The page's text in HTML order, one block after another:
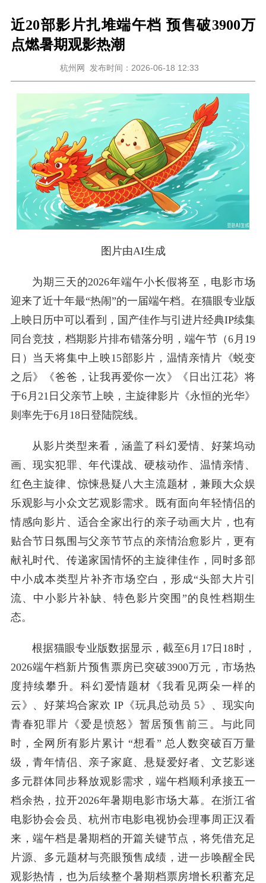
近20部影片扎堆端午档 预售破3900万
点燃暑期观影热潮
杭州网 发布时间：2026-06-18 12:33
图片由AI生成
为期三天的2026年端午小长假将至，电影市场
迎来了近十年最“热闹”的一届端午档。在猫眼专业版
上映日历中可以看到，国产佳作与引进片经典IP续集
同台竞技，档期影片排布错落分明，端午节（6月19
日）当天将集中上映15部影片，温情亲情片《蜕变
之后》《爸爸，让我再爱你一次》《日出江花》将
于6月21日父亲节上映，主旋律影片《永恒的光华》
则率先于6月18日登陆院线。
从影片类型来看，涵盖了科幻爱情、好莱坞动
画、现实犯罪、年代谍战、硬核动作、温情亲情、
红色主旋律、惊悚悬疑八大主流题材，兼顾大众娱
乐观影与小众文艺观影需求。既有面向年轻情侣的
情感向影片、适合全家出行的亲子动画大片，也有
贴合节日氛围与父亲节节点的亲情治愈影片，更有
献礼时代、传递家国情怀的主旋律佳作，同时多部
中小成本类型片补齐市场空白，形成“头部大片引
流、中小影片补缺、特色影片突围”的良性档期生
态。
根据猫眼专业版数据显示，截至6月17日18时，
2026端午档新片预售票房已突破3900万元，市场热
度持续攀升。科幻爱情题材《我看见两朵一样的
云》、好莱坞合家欢 IP《玩具总动员 5》、现实向
青春犯罪片《爱是愤怒》暂居预售前三。与此同
时，全网所有影片累计 “想看” 总人数突破百万量
级，青年情侣、亲子家庭、悬疑爱好者、文艺影迷
多元群体同步释放观影需求，端午档顺利承接五一
档余热，拉开2026年暑期电影市场大幕。在浙江省
电影协会会员、杭州市电影电视协会理事周正汉看
来，端午档是暑期档的开篇关键节点，将凭借充足
片源、多元题材与亮眼预售成绩，进一步唤醒全民
观影热情，也为后续整个暑期档票房增长积蓄充足